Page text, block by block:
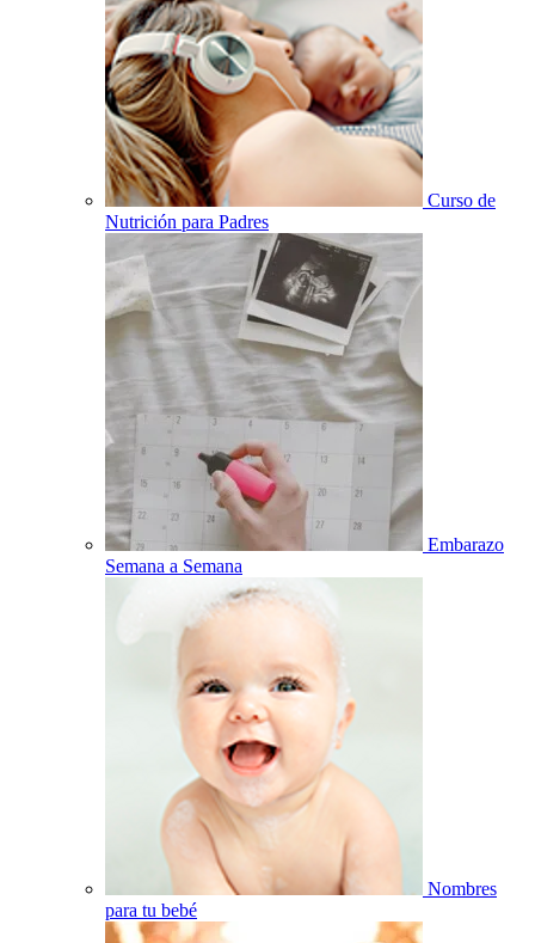
Curso de
Nutrición para Padres
Embarazo
Semana a Semana
Nombres
para tu bebé